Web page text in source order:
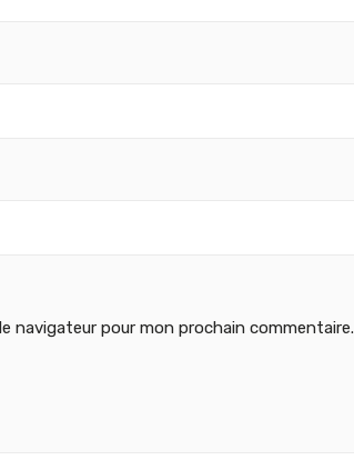
navigateur pour mon prochain commentaire.